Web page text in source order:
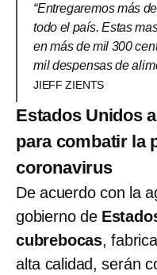
“Entregaremos más
todo el país. Estas
en más de mil 300
mil despensas de
JIEFF ZIENTS
Estados Unidos
para combatir la
coronavirus
De acuerdo con la
gobierno de
cubrebocas,
alta calidad, serán